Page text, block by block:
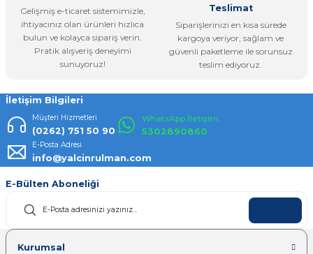
Gönder
Gelişmiş e-ticaret sistemimizle,
ihtiyacınız olan ürünleri hızlıca
bulun ve kolayca sipariş verin.
Pratik alışveriş deneyimi
sunuyoruz!
Teslimat
Siparişlerinizi en kısa sürede
kargoya veriyor, sağlam ve
güvenli paketleme ile sorunsuz
teslim ediyoruz.
İletişim Bilgileri
Müşteri Hizmetleri
(0262) 751 50 90
WhatsApp İletişim
5302890860
E-Posta Adresi
info@yalcinrulman.com
E-Bülten Aboneliği
Kurumsal